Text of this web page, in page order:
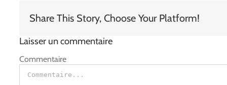
Share This Story, Choose Your Platform!
Laisser un commentaire
Commentaire